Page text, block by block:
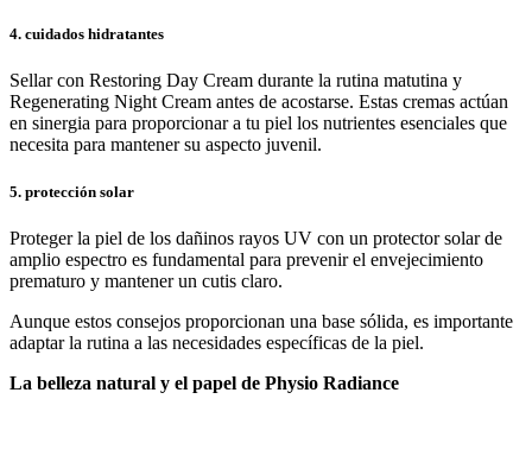
4. cuidados hidratantes
Sellar con Restoring Day Cream durante la rutina matutina y
Regenerating Night Cream antes de acostarse. Estas cremas actúan
en sinergia para proporcionar a tu piel los nutrientes esenciales que
necesita para mantener su aspecto juvenil.
5. protección solar
Proteger la piel de los dañinos rayos UV con un protector solar de
amplio espectro es fundamental para prevenir el envejecimiento
prematuro y mantener un cutis claro.
Aunque estos consejos proporcionan una base sólida, es importante
adaptar la rutina a las necesidades específicas de la piel.
La belleza natural y el papel de Physio Radiance